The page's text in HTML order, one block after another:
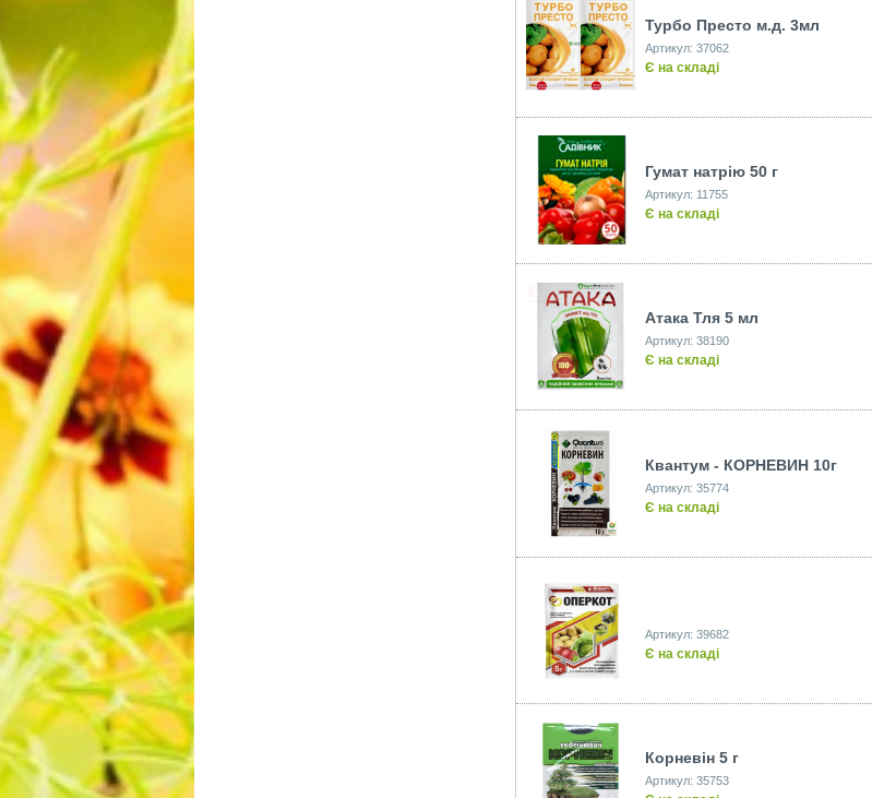
Турбо Престо м.д. 3мл
Артикул: 37062
Є на складі
Гумат натрію 50 г
Артикул: 11755
Є на складі
Атака Тля 5 мл
Артикул: 38190
Є на складі
Квантум - КОРНЕВИН 10г
Артикул: 35774
Є на складі
Артикул: 39682
Є на складі
Корневін 5 г
Артикул: 35753